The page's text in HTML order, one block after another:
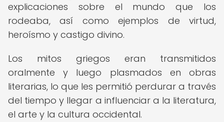
explicaciones sobre el mundo que los
rodeaba, así como ejemplos de virtud,
heroísmo y castigo divino.
Los mitos griegos eran transmitidos
oralmente y luego plasmados en obras
literarias, lo que les permitió perdurar a través
del tiempo y llegar a influenciar a la literatura,
el arte y la cultura occidental.